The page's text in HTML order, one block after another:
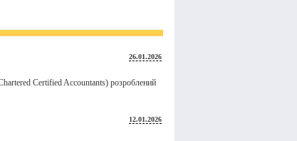
26.01.2026
Certified Accountants) розроблений
12.01.2026